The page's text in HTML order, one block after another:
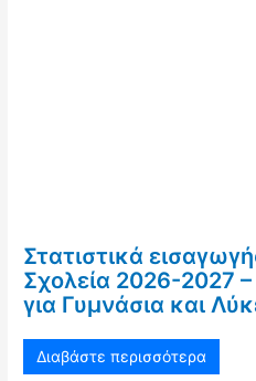
Στατιστικά
Σχολεία 2026-2027 –
για Γυμνάσια και
Διαβάστε περισσότερα